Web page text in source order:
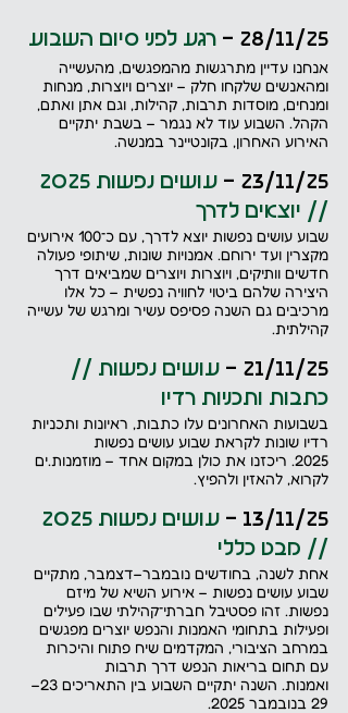
28/11/25 - רגע לפני סיום השבוע
אנחנו עדיין מתרגשות מהמפגשים, מהעשייה
ומהאנשים שלקחו חלק – יוצרים ויוצרות, מנחות
ומנחים, מוסדות תרבות, קהילות, וגם אתן ואתם,
הקהל. השבוע עוד לא נגמר – בשבת יתקיים
האירוע האחרון, בקונטיינר במנשה.
23/11/25 -
// יוצאים לדרך
שבוע עושים נפשות יוצא לדרך, עם כ־100 אירועים
מקצרין ועד ירוחם. אמנויות שונות, שיתופי פעולה
חדשים וותיקים, ויוצרות ויוצרים שמביאים דרך
היצירה שלהם ביטוי לחוויה נפשית – כל אלו
מרכיבים גם השנה פסיפס עשיר ומרגש של עשייה
קהילתית.
21/11/25 -
עושים נפשות //
כתבות ותכניות רדיו
בשבועות האחרונים עלו כתבות, ראיונות ותכניות
רדיו שונות לקראת שבוע עושים נפשות
2025. ריכזנו את כולן במקום אחד – מוזמנות.ים
לקרוא, להאזין ולהפיץ.
13/11/25 -
// מבט כללי
אחת לשנה, בחודשים נובמבר–דצמבר, מתקיים
שבוע עושים נפשות – אירוע השיא של מיזם
נפשות. זהו פסטיבל חברתי־קהילתי שבו פעילים
ופעילות בתחומי האמנות והנפש יוצרים מפגשים
במרחב הציבורי, המקדמים שיח פתוח והיכרות
עם תחום בריאות הנפש דרך תרבות
ואמנות. השנה יתקיים השבוע בין התאריכים 23–
29 בנובמבר 2025.